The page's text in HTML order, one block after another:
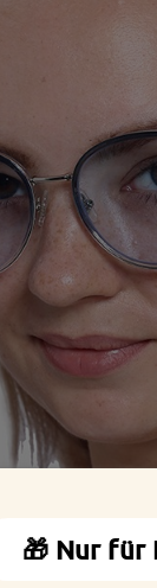
🎁 Nur für